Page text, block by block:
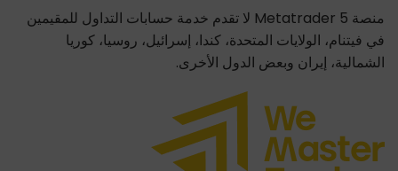
منصة Metatrader 5 لا تقدم خدمة حسابات التداول للمقيمين
في فيتنام، الولايات المتحدة، كندا، إسرائيل، روسيا، كوريا
الشمالية، إيران وبعض الدول الأخرى.